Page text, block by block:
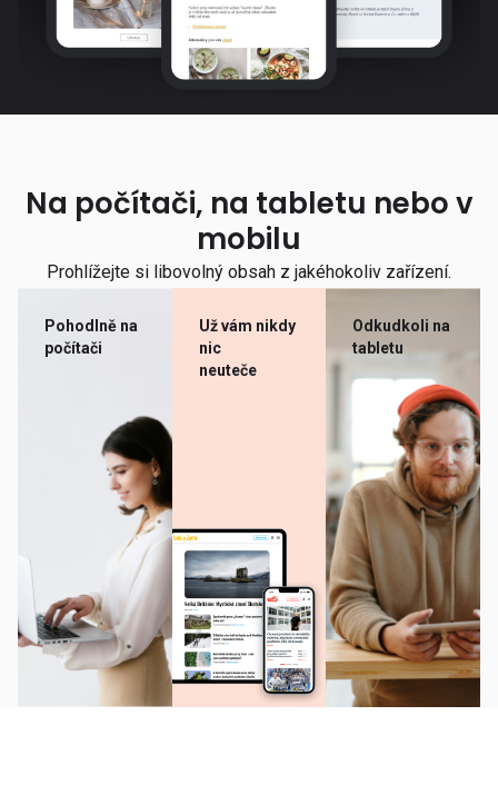
Na počítači, na tabletu nebo v
mobilu
Prohlížejte si libovolný obsah z jakéhokoliv zařízení.
Pohodlně na
počítači
Už vám nikdy
nic
neuteče
Odkudkoli na
tabletu